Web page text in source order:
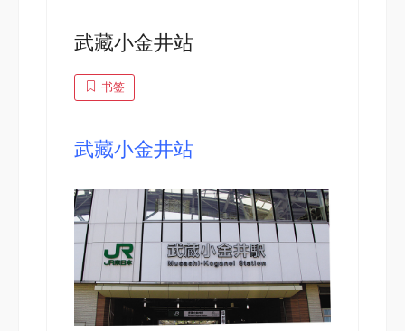
武藏小金井站
书签
武藏小金井站